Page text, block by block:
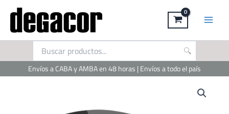
contenido
Envíos a CABA y AMBA en 48 horas | Envíos a todo el país